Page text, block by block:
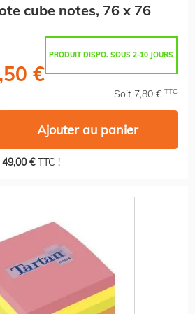
cube notes, 76 x 76
PRODUIT DISPO. SOUS 2-10 JOURS
€
Soit 7,80 € TTC
Ajouter au panier
49,00 €TTC !